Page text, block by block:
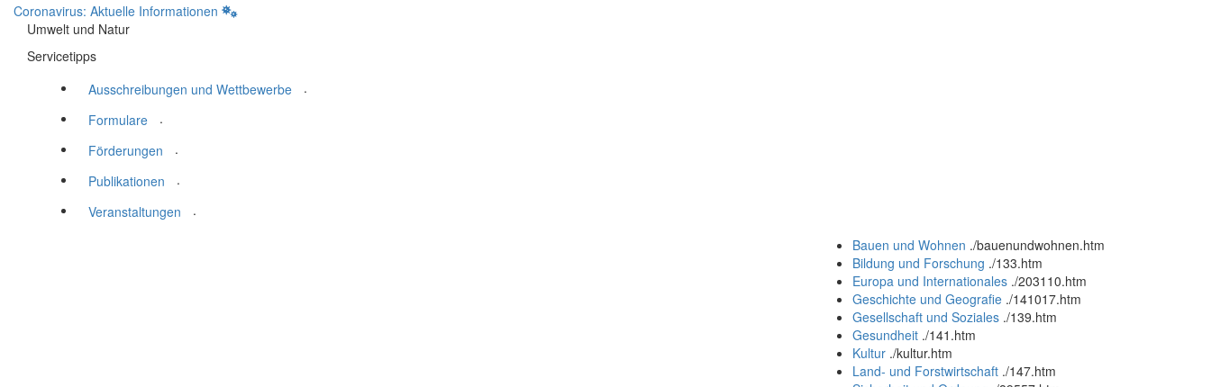
Coronavirus: Aktuelle Informationen
Umwelt und Natur
Servicetipps
Ausschreibungen und Wettbewerbe
.
Formulare
.
Förderungen
.
Publikationen
.
Veranstaltungen
.
Bauen und Wohnen ./bauenundwohnen.htm
Bildung und Forschung ./133.htm
Europa und Internationales ./203110.htm
Geschichte und Geografie ./141017.htm
Gesellschaft und Soziales ./139.htm
Gesundheit ./141.htm
Kultur ./kultur.htm
Land- und Forstwirtschaft ./147.htm